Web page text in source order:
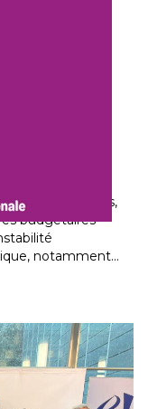
profondes,
budgétaires
notamment…